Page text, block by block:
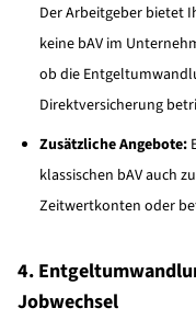
Der Arbeitgeber bietet
keine bAV im
ob die
Direktversicherung
Zusätzliche Angebote:
klassischen bAV auch
Zeitwertkonten oder
4.
Jobwechsel